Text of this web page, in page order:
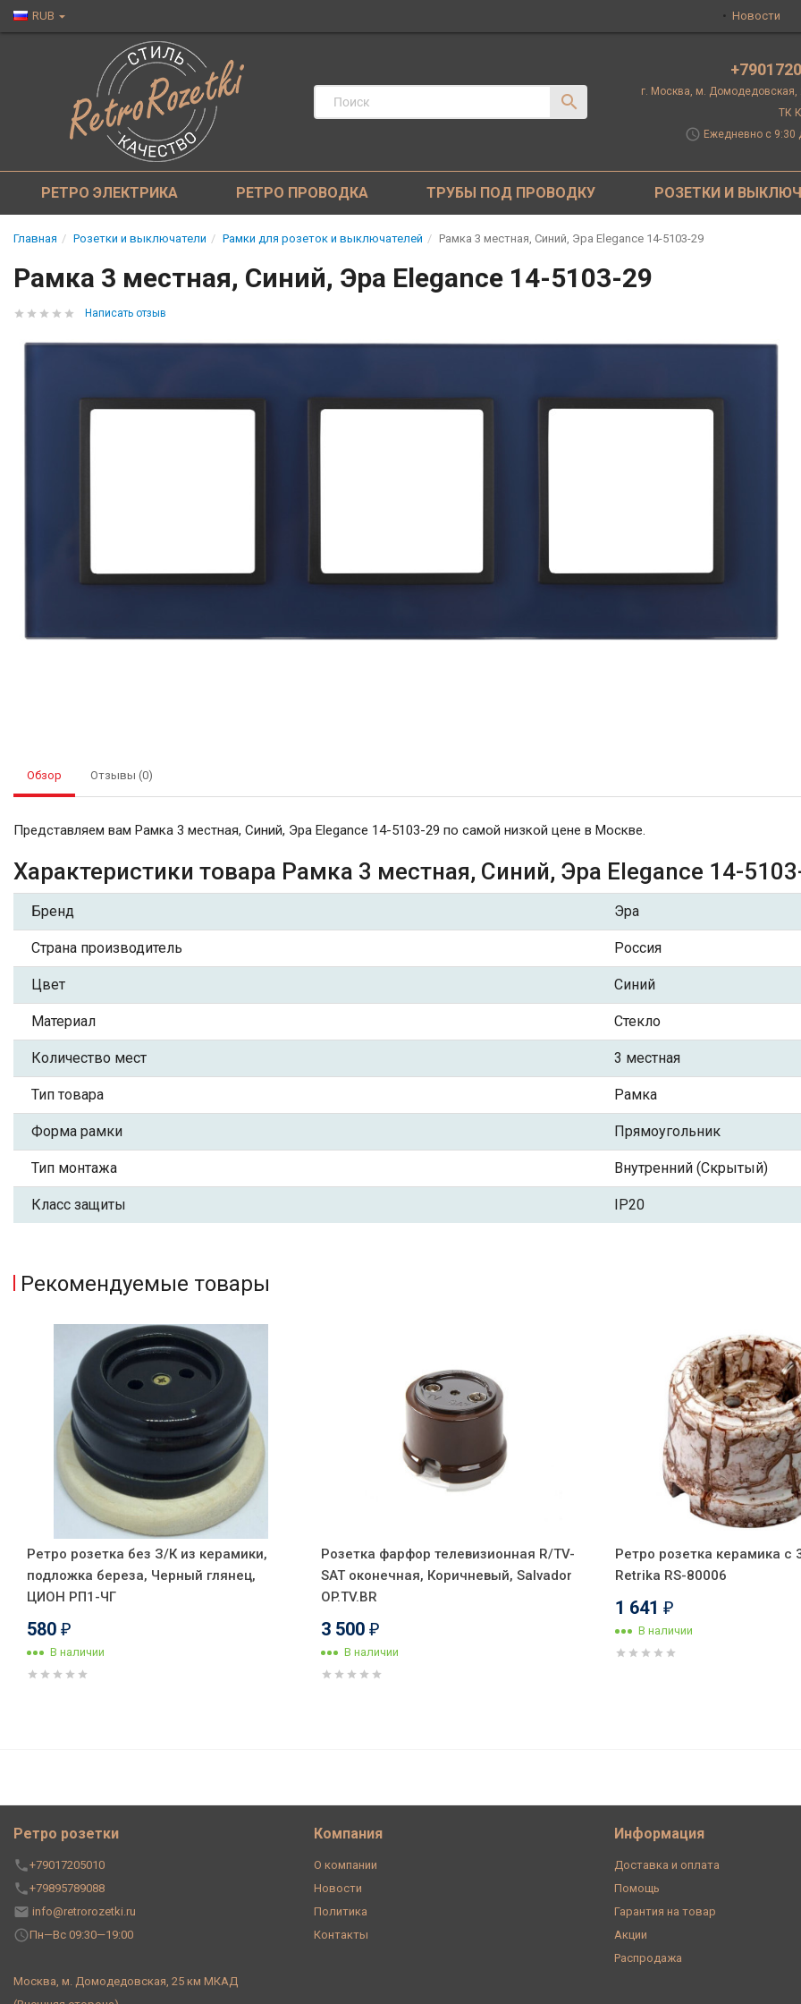
RUB Новости
г. Москва, м.
ТК
schedule Ежедневно с 9:30
РЕТРО ЭЛЕКТРИКА РЕТРО ПРОВОДКА ТРУБЫ ПОД ПРОВОДКУ РОЗЕТКИ И
Главная Розетки и выключатели Рамки для розеток и выключателей Рамка 3 местная, Синий, Эра Elegance 14-5103-29
Рамка 3 местная, Синий, Эра Elegance 14-5103-29
Написать отзыв
Обзор Отзывы (0)
Представляем вам Рамка 3 местная, Синий, Эра Elegance 14-5103-29 по самой низкой цене в Москве.
Характеристики товара Рамка 3 местная, Синий, Эра Elegance 14-
Бренд Эра
Страна производитель Россия
Цвет Синий
Материал Стекло
Количество мест 3 местная
Тип товара Рамка
Форма рамки Прямоугольник
Тип монтажа Внутренний (Скрытый)
Класс защиты IP20
Рекомендуемые товары
Ретро розетка без З/К из керамики,
подложка береза, Черный глянец,
ЦИОН РП1-ЧГ
580 ₽
В наличии
Розетка фарфор телевизионная R/TV-
SAT оконечная, Коричневый, Salvador
OP.TV.BR
3 500 ₽
В наличии
Ретро розетка керамика
Retrika RS-80006
1 641 ₽
В наличии
Ретро розетки
+79017205010
+79895789088
info@retrorozetki.ru
Пн—Вс 09:30—19:00
Москва, м. Домодедовская, 25 км МКАД
Компания
О компании
Новости
Политика
Контакты
Информация
Доставка и оплата
Помощь
Гарантия на товар
Акции
Распродажа